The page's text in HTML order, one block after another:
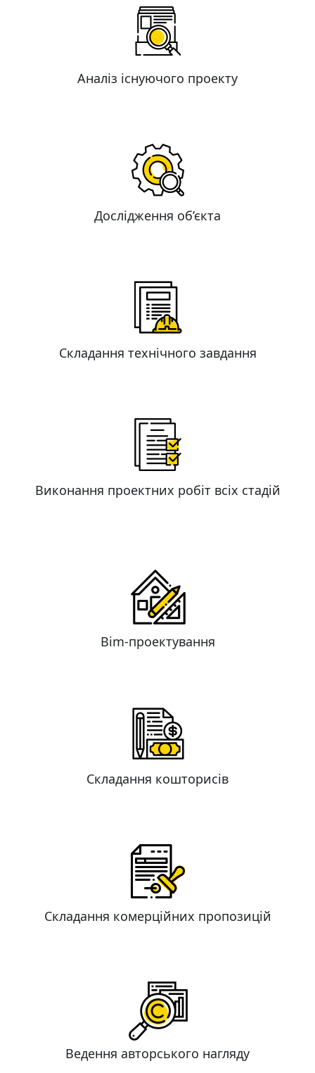
Аналіз існуючого проекту
Дослідження об’єкта
Складання технічного завдання
Виконання проектних робіт всіх стадій
Bim-проектування
Складання кошторисів
Складання комерційних пропозицій
Ведення авторського нагляду